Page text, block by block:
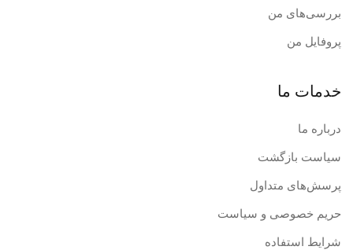
بررسی‌های من
پروفایل من
خدمات ما
درباره ما
سیاست بازگشت
پرسش‌های متداول
حریم خصوصی و سیاست
شرایط استفاده